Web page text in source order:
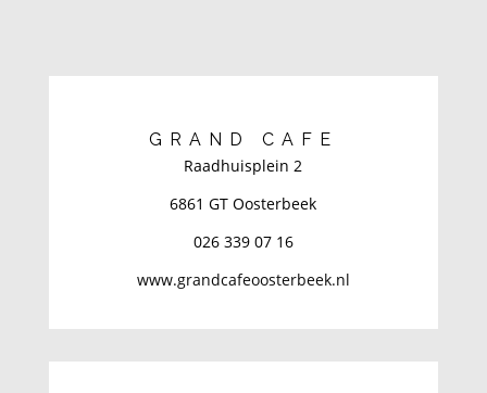
GRAND CAFE
Raadhuisplein 2
6861 GT Oosterbeek
026 339 07 16
www.grandcafeoosterbeek.nl